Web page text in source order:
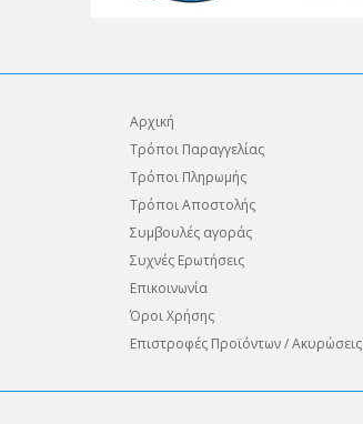
Αρχική
Τρόποι Παραγγελίας
Τρόποι Πληρωμής
Τρόποι Αποστολής
Συμβουλές αγοράς
Συχνές Ερωτήσεις
Επικοινωνία
Όροι Χρήσης
Επιστροφές Προϊόντων / Ακυρώσεις